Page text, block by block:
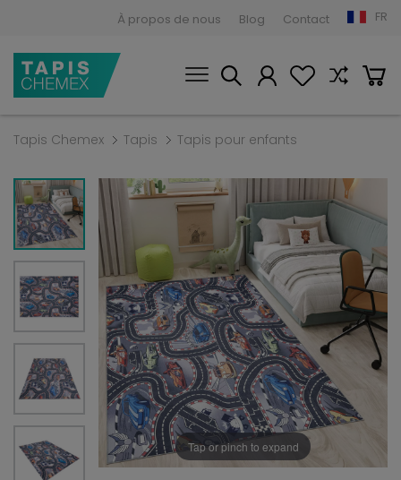
À propos de nous Blog Contact FR
Tapis Chemex Tapis Tapis pour enfants
Tap or pinch to expand